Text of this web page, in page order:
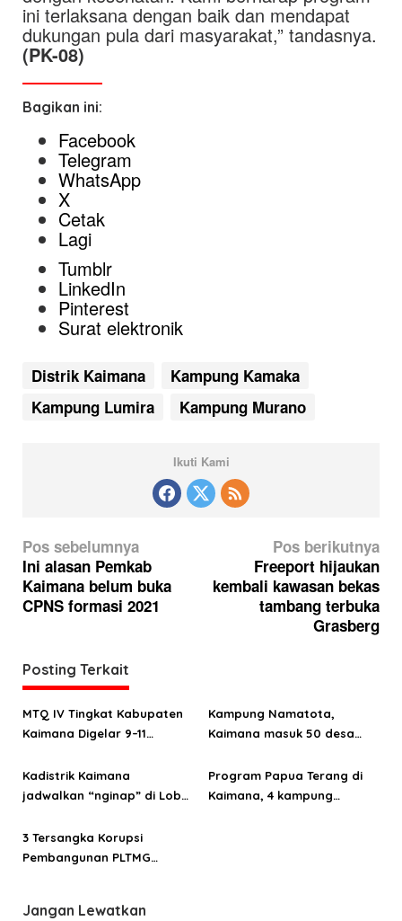
ini terlaksana dengan baik dan mendapat
dukungan pula dari masyarakat,” tandasnya.
(PK-08)
Bagikan ini:
Facebook
Telegram
WhatsApp
X
Cetak
Lagi
Tumblr
LinkedIn
Pinterest
Surat elektronik
Distrik Kaimana
Kampung Kamaka
Kampung Lumira
Kampung Murano
Ikuti Kami
N
a
v
i
a
s
i
o
s
Pos sebelumnya
Ini alasan Pemkab
Kaimana belum buka
CPNS formasi 2021
Pos berikutnya
Freeport hijaukan
kembali kawasan bekas
tambang terbuka
Grasberg
Posting Terkait
MTQ IV Tingkat Kabupaten
Kaimana Digelar 9–11
Kampung Namatota,
Kaimana masuk 50 desa
Kadistrik Kaimana
jadwalkan “nginap” di Lobo
Program Papua Terang di
Kaimana, 4 kampung
3 Tersangka Korupsi
Pembangunan PLTMG
Jangan Lewatkan